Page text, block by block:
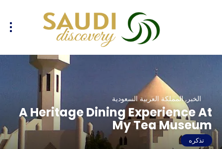
الخبر, المملكة العربية السعودية
A Heritage Dining Experience At
My Tea Museum
تذكره